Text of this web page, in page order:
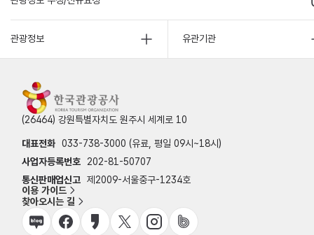
관광정보 유관기관
(26464) 강원특별자치도 원주시 세계로 10
대표전화 033-738-3000 (유료, 평일 09시~18시)
사업자등록번호
202-81-50707
통신판매업신고 제2009-서울중구-1234호
이용 가이드
찾아오시는 길